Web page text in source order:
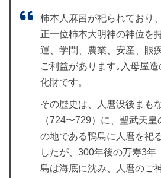
柿本人麻呂が祀られており
正一位柿本大明神の神位を
運、学問、農業、安産、眼
ご利益があります｡入母屋
化財です。
その歴史は、人麿没後まも
（724〜729）に、聖武天
の地である鴨島に人麿を祀
したが、300年後の万寿3年
島は海底に沈み、人麿のご